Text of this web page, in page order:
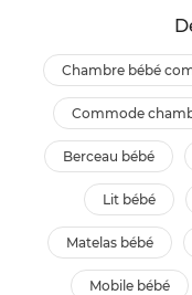
chambre bébé
commode
berceau bébé
lit bébé
matelas bébé
mobile bébé